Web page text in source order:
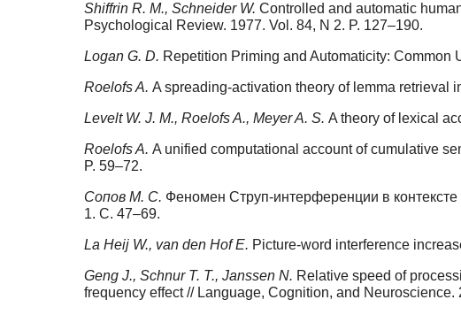
Shiffrin R. M., Schneider W. Controlled and automatic
Psychological Review. 1977. Vol. 84, N 2. P. 127–190.
Logan G. D. Repetition Priming and Automaticity: Common
Roelofs A. A spreading-activation theory of lemma retrieval
Levelt W. J. M., Roelofs A., Meyer A. S. A theory of lexical
Roelofs A. A unified computational account of cumulative
P. 59–72.
Сопов М. С. Феномен Струп-интерференции в контексте
1. С. 47–69.
La Heij W., van den Hof E. Picture-word interference
Geng J., Schnur T. T., Janssen N. Relative speed of
frequency effect // Language, Cognition, and Neuroscience.